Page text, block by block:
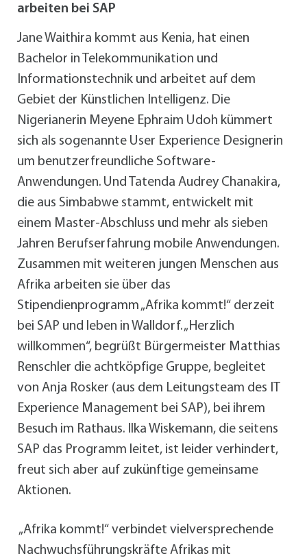
arbeiten bei SAP
Jane Waithira kommt aus Kenia, hat einen
Bachelor in Telekommunikation und
Informationstechnik und arbeitet auf dem
Gebiet der Künstlichen Intelligenz. Die
Nigerianerin Meyene Ephraim Udoh kümmert
sich als sogenannte User Experience Designerin
um benutzerfreundliche Software-
Anwendungen. Und Tatenda Audrey Chanakira,
die aus Simbabwe stammt, entwickelt mit
einem Master-Abschluss und mehr als sieben
Jahren Berufserfahrung mobile Anwendungen.
Zusammen mit weiteren jungen Menschen aus
Afrika arbeiten sie über das
Stipendienprogramm „Afrika kommt!“ derzeit
bei SAP und leben in Walldorf. „Herzlich
willkommen“, begrüßt Bürgermeister Matthias
Renschler die achtköpfige Gruppe, begleitet
von Anja Rosker (aus dem Leitungsteam des IT
Experience Management bei SAP), bei ihrem
Besuch im Rathaus. Ilka Wiskemann, die seitens
SAP das Programm leitet, ist leider verhindert,
freut sich aber auf zukünftige gemeinsame
Aktionen.
„Afrika kommt!“ verbindet vielversprechende
Nachwuchsführungskräfte Afrikas mit